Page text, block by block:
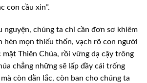
con cầu xin”.
nguyện, chúng ta chỉ cần đơn sơ khiêm
hèn mọn thiếu thốn, vạch rõ con người
Thiên Chúa, rồi vững dạ cậy trông
chẳng những sẽ lấp đầy cái trống
còn dằn lắc, còn ban cho chúng ta